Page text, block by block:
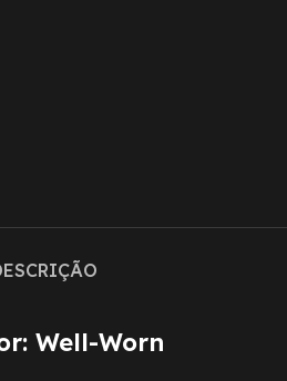
Well-Worn